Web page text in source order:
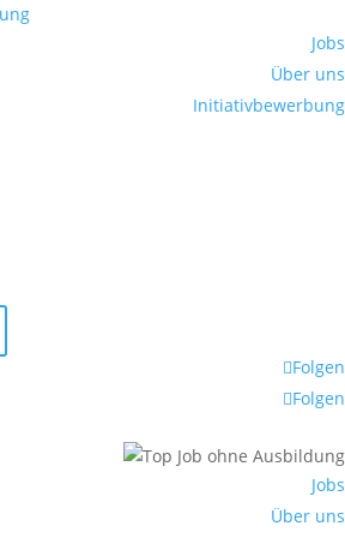
Jobs
Über uns
Initiativbewerbung
Folgen
Folgen
Jobs
Über uns